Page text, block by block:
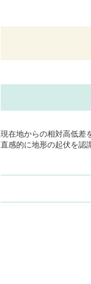
現在地からの相対高低差
直感的に地形の起伏を認